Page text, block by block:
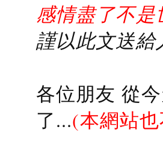
感情盡了不
謹以此文送
各位朋友 從
了...(本網站